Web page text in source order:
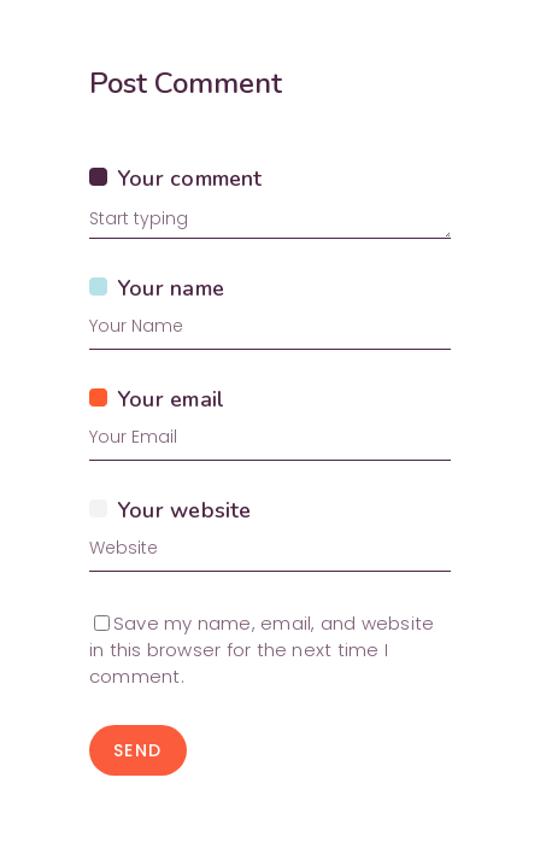
Post Comment
Your comment
Your name
Your email
Your website
Save my name, email, and website
in this browser for the next time I
comment.
SEND